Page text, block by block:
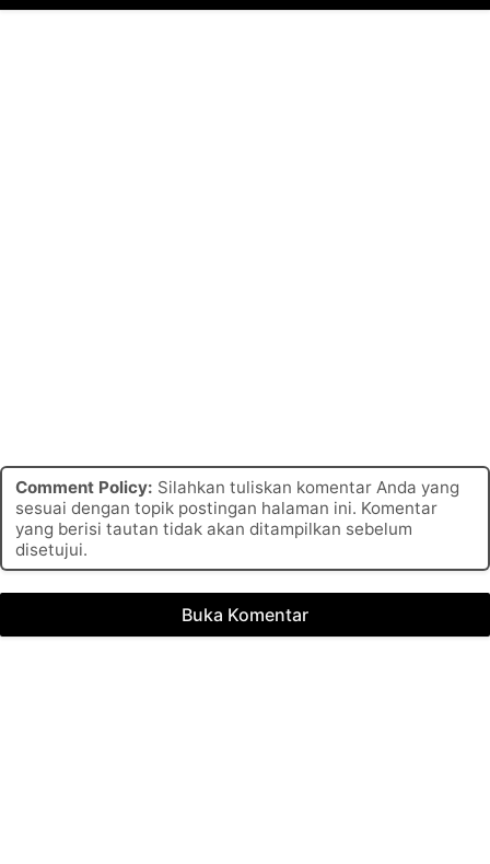
Comment Policy: Silahkan tuliskan komentar Anda yang
sesuai dengan topik postingan halaman ini. Komentar
yang berisi tautan tidak akan ditampilkan sebelum
disetujui.
Buka Komentar